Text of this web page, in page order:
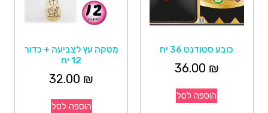
כובע סטודנט 36 יח
36.00 ₪
הוספה לסל
מטקה עץ לצביעה + כדור
12 יח
32.00 ₪
הוספה לסל